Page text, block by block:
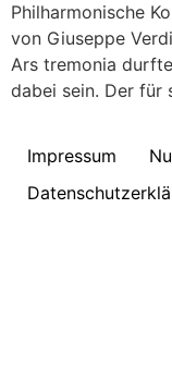
Philharmonische
von Giuseppe
Ars tremonia
dabei sein. Der für
Impressum